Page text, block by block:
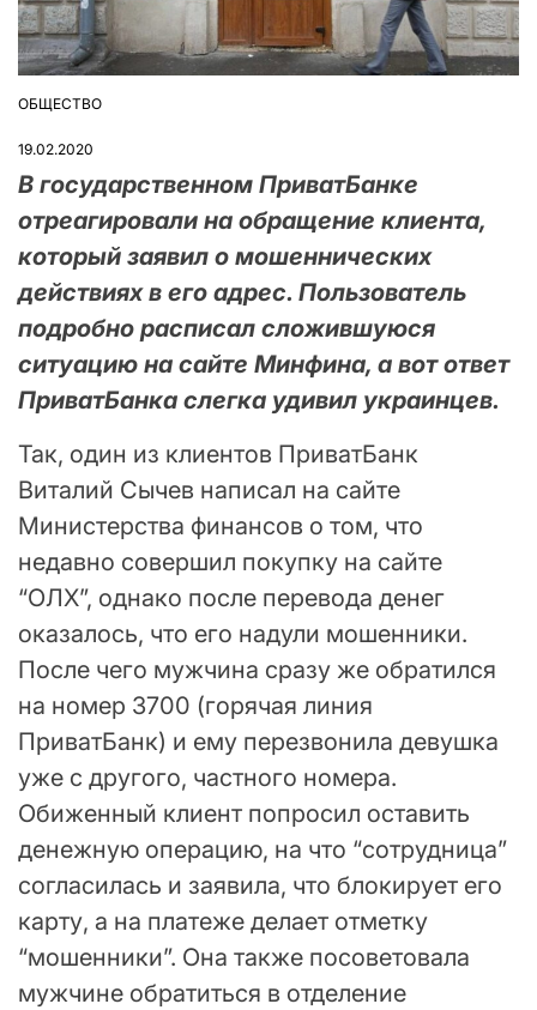
ОПУБЛІКУВАТИ
ОБЩЕСТВО
19.02.2020
В государственном ПриватБанке
отреагировали на обращение клиента,
который заявил о мошеннических
действиях в его адрес. Пользователь
подробно расписал сложившуюся
ситуацию на сайте Минфина, а вот ответ
ПриватБанка слегка удивил украинцев.
Так, один из клиентов ПриватБанк
Виталий Сычев написал на сайте
Министерства финансов о том, что
недавно совершил покупку на сайте
“ОЛХ”, однако после перевода денег
оказалось, что его надули мошенники.
После чего мужчина сразу же обратился
на номер 3700 (горячая линия
ПриватБанк) и ему перезвонила девушка
уже с другого, частного номера.
Обиженный клиент попросил оставить
денежную операцию, на что “сотрудница”
согласилась и заявила, что блокирует его
карту, а на платеже делает отметку
“мошенники”. Она также посоветовала
мужчине обратиться в отделение